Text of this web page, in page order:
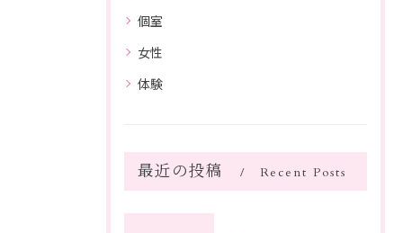
個室
女性
体験
最近の投稿 Recent Posts